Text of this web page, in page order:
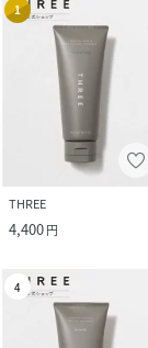
1
THREE
4,400円
4